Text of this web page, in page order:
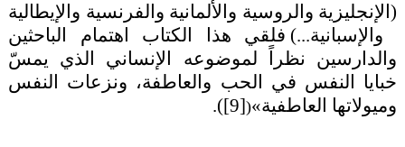
(الإنجليزية و الروسية و الألمانية و الفرنسية و الإيطالية
و الإسبانية...) فلقي هذا الكتاب اهتمام الباحثين
والدارسين نظراً لموضوعه الإنساني الذي يمسّ
خبايا النفس في الحب والعاطفة، ونزعات النفس
وميولاتها العاطفية»(
[9]
)
.